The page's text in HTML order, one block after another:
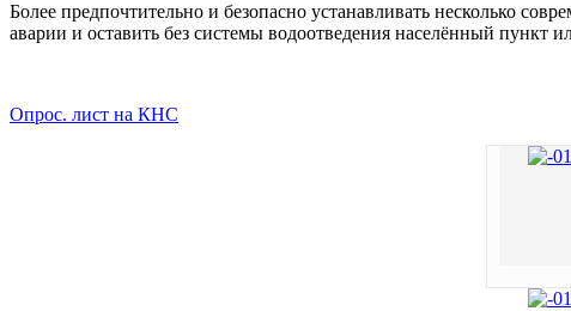
Более предпочтительно и безопасно устанавливать несколько
аварии и оставить без системы водоотведения населённый пункт
Опрос. лист на КНС